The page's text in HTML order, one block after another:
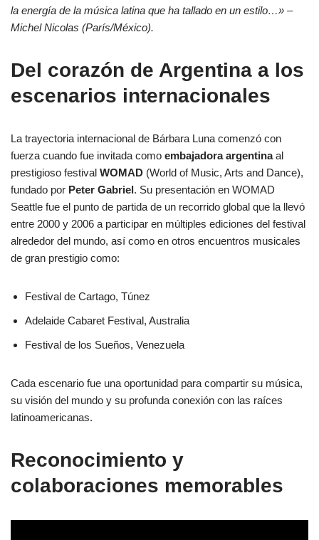
la energía de la música latina que ha tallado en un estilo…» –
Michel Nicolas (París/México).
Del corazón de Argentina a los
escenarios internacionales
La trayectoria internacional de Bárbara Luna comenzó con
fuerza cuando fue invitada como embajadora argentinaal
prestigioso festival WOMAD (World of Music, Arts and Dance),
fundado por Peter Gabriel. Su presentación en WOMAD
Seattle fue el punto de partida de un recorrido global que la llevó
entre 2000 y 2006 a participar en múltiples ediciones del festival
alrededor del mundo, así como en otros encuentros musicales
de gran prestigio como:
Festival de Cartago, Túnez
Adelaide Cabaret Festival, Australia
Festival de los Sueños, Venezuela
Cada escenario fue una oportunidad para compartir su música,
su visión del mundo y su profunda conexión con las raíces
latinoamericanas.
Reconocimiento y
colaboraciones memorables